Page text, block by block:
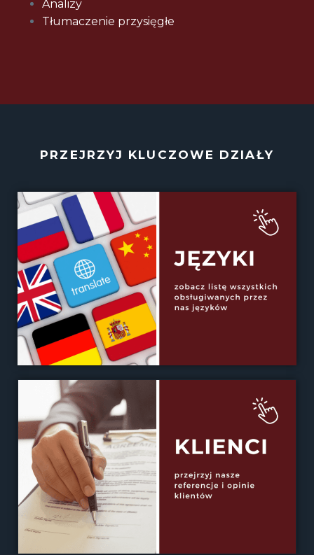
Analizy
Tłumaczenie przysięgłe
PRZEJRZYJ KLUCZOWE DZIAŁY